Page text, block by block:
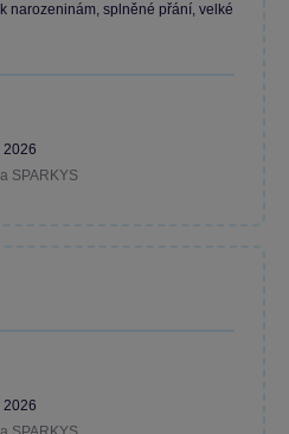
2026
SPARKYS
narozeninám, splněné přání, velké
2026